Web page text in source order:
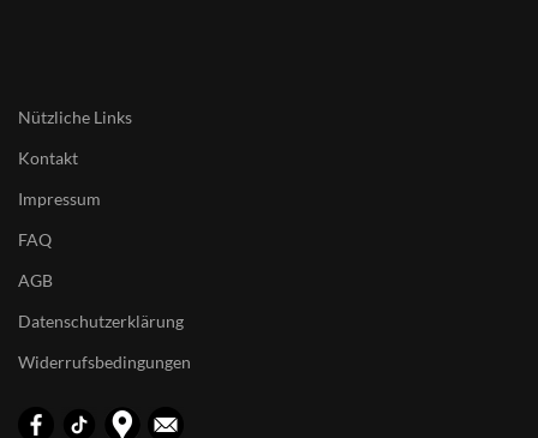
Nützliche Links
Kontakt
Impressum
FAQ
AGB
Datenschutzerklärung
Widerrufsbedingungen